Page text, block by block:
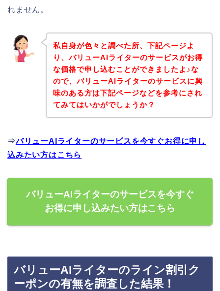
れません。
私自身が色々と調べた所、下記ページよ
り、バリューAIライターのサービスがお得
な価格で申し込むことができましたよ♪な
ので、バリューAIライターのサービスに興
味のある方は下記ページなどを参考にされ
てみてはいかがでしょうか？
⇒バリューAIライターのサービスを今すぐお得に申し
込みたい方はこちら
バリューAIライターのサービスを今すぐ
お得に申し込みたい方はこちら
バリューAIライターのライン割引ク
ーポンの有無を調査した結果！